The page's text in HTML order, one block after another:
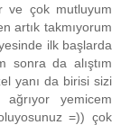
ve çok mutluyum
artık takmıyorum
ilk başlarda
sonra da alıştım
yanı da birisi sizi
yemicem
=)) çok